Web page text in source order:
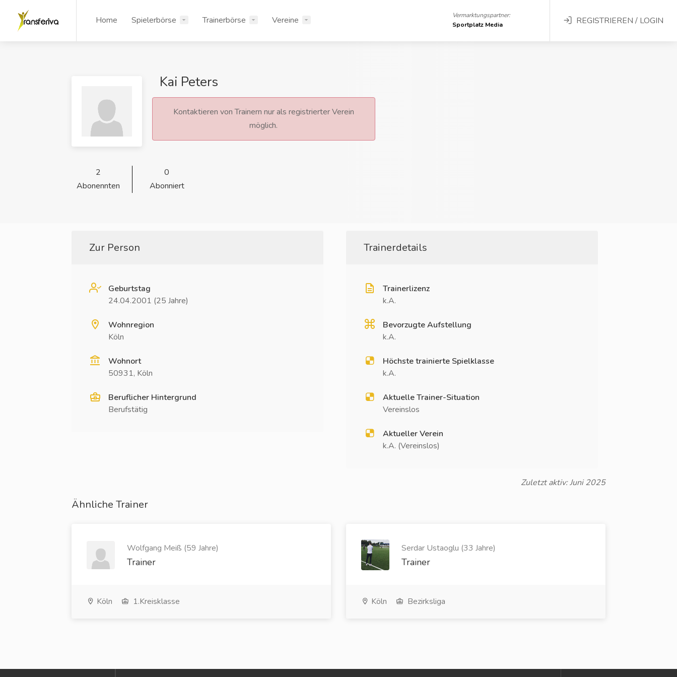
Home Spielerbörse Trainerbörse Vereine
Vermarktungspartner:
Sportplatz Media
REGISTRIEREN / LOGIN
Kai Peters
Kontaktieren von Trainern nur als registrierter Verein
möglich.
2
Abonennten
0
Abonniert
Zur Person
Geburtstag
24.04.2001 (25 Jahre)
Wohnregion
Köln
Wohnort
50931, Köln
Beruflicher Hintergrund
Berufstätig
Trainerdetails
Trainerlizenz
k.A.
Bevorzugte Aufstellung
k.A.
Höchste trainierte Spielklasse
k.A.
Aktuelle Trainer-Situation
Vereinslos
Aktueller Verein
k.A. (Vereinslos)
Zuletzt aktiv: Juni 2025
Ähnliche Trainer
Wolfgang Meiß (59 Jahre)
Trainer
Köln 1.Kreisklasse
Serdar Ustaoglu (33 Jahre)
Trainer
Köln Bezirksliga